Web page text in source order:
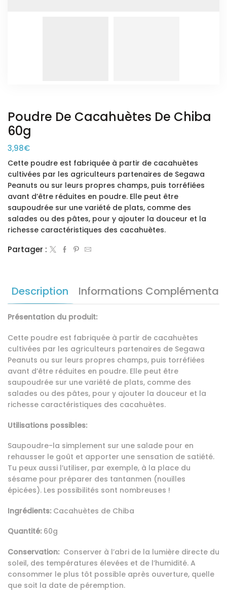
Poudre De Cacahuètes De Chiba
60g
3,98€
Cette poudre est fabriquée à partir de cacahuètes
cultivées par les agriculteurs partenaires de Segawa
Peanuts ou sur leurs propres champs, puis torréfiées
avant d’être réduites en poudre. Elle peut être
saupoudrée sur une variété de plats, comme des
salades ou des pâtes, pour y ajouter la douceur et la
richesse caractéristiques des cacahuètes.
Partager :
Description Informations
Présentation du produit:
Cette poudre est fabriquée à partir de cacahuètes
cultivées par les agriculteurs partenaires de Segawa
Peanuts ou sur leurs propres champs, puis torréfiées
avant d’être réduites en poudre. Elle peut être
saupoudrée sur une variété de plats, comme des
salades ou des pâtes, pour y ajouter la douceur et la
richesse caractéristiques des cacahuètes.
Utilisations possibles:
Saupoudre-la simplement sur une salade pour en
rehausser le goût et apporter une sensation de satiété.
Tu peux aussi l’utiliser, par exemple, à la place du
sésame pour préparer des tantanmen (nouilles
épicées). Les possibilités sont nombreuses !
Ingrédients: Cacahuètes de Chiba
Quantité: 60g
Conservation: Conserver à l’abri de la lumière directe du
soleil, des températures élevées et de l’humidité. A
consommer le plus tôt possible après ouverture, quelle
que soit la date de péremption.